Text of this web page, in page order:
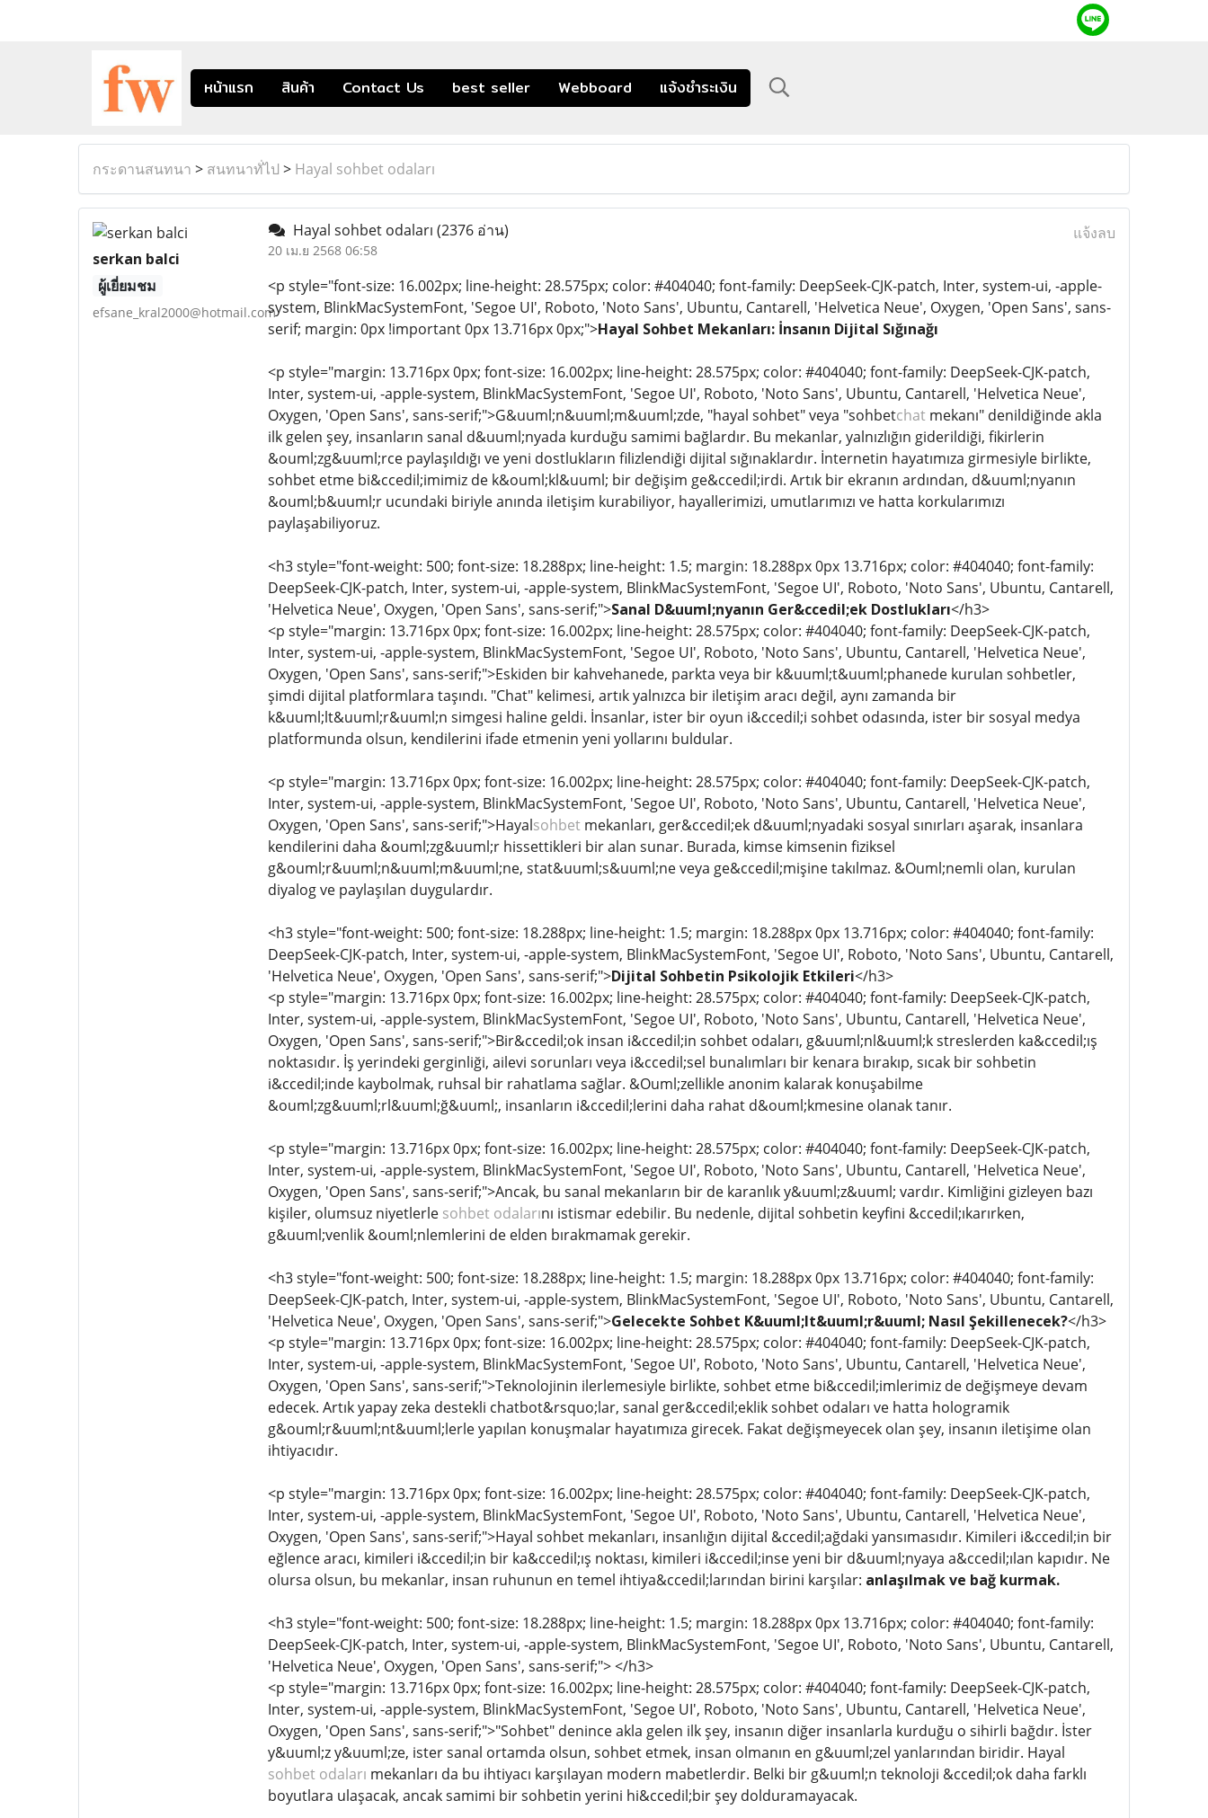
หน้าแรก สินค้า Contact Us best seller Webboard แจ้งชำระเงิน
กระดานสนทนา > สนทนาทั่ไป > Hayal sohbet odaları
serkan balci
ผู้เยี่ยมชม
efsane_kral2000@hotmail.com
Hayal sohbet odaları (2376 อ่าน)
20 เม.ย 2568 06:58
แจ้งลบ
<p style="font-size: 16.002px; line-height: 28.575px; color: #404040; font-family: DeepSeek-CJK-patch, Inter, system-ui, -apple-
system, BlinkMacSystemFont, 'Segoe UI', Roboto, 'Noto Sans', Ubuntu, Cantarell, 'Helvetica Neue', Oxygen, 'Open Sans', sans-
serif; margin: 0px !important 0px 13.716px 0px;">Hayal Sohbet Mekanları: İnsanın Dijital Sığınağı
<p style="margin: 13.716px 0px; font-size: 16.002px; line-height: 28.575px; color: #404040; font-family: DeepSeek-CJK-patch,
Inter, system-ui, -apple-system, BlinkMacSystemFont, 'Segoe UI', Roboto, 'Noto Sans', Ubuntu, Cantarell, 'Helvetica Neue',
Oxygen, 'Open Sans', sans-serif;">G&uuml;n&uuml;m&uuml;zde, "hayal sohbet" veya "sohbetchatmekanı" denildiğinde akla
ilk gelen şey, insanların sanal d&uuml;nyada kurduğu samimi bağlardır. Bu mekanlar, yalnızlığın giderildiği, fikirlerin
&ouml;zg&uuml;rce paylaşıldığı ve yeni dostlukların filizlendiği dijital sığınaklardır. İnternetin hayatımıza girmesiyle birlikte,
sohbet etme bi&ccedil;imimiz de k&ouml;kl&uuml; bir değişim ge&ccedil;irdi. Artık bir ekranın ardından, d&uuml;nyanın
&ouml;b&uuml;r ucundaki biriyle anında iletişim kurabiliyor, hayallerimizi, umutlarımızı ve hatta korkularımızı
paylaşabiliyoruz.
<h3 style="font-weight: 500; font-size: 18.288px; line-height: 1.5; margin: 18.288px 0px 13.716px; color: #404040; font-family:
DeepSeek-CJK-patch, Inter, system-ui, -apple-system, BlinkMacSystemFont, 'Segoe UI', Roboto, 'Noto Sans', Ubuntu, Cantarell,
'Helvetica Neue', Oxygen, 'Open Sans', sans-serif;">Sanal D&uuml;nyanın Ger&ccedil;ek Dostlukları</h3>
<p style="margin: 13.716px 0px; font-size: 16.002px; line-height: 28.575px; color: #404040; font-family: DeepSeek-CJK-patch,
Inter, system-ui, -apple-system, BlinkMacSystemFont, 'Segoe UI', Roboto, 'Noto Sans', Ubuntu, Cantarell, 'Helvetica Neue',
Oxygen, 'Open Sans', sans-serif;">Eskiden bir kahvehanede, parkta veya bir k&uuml;t&uuml;phanede kurulan sohbetler,
şimdi dijital platformlara taşındı. "Chat" kelimesi, artık yalnızca bir iletişim aracı değil, aynı zamanda bir
k&uuml;lt&uuml;r&uuml;n simgesi haline geldi. İnsanlar, ister bir oyun i&ccedil;i sohbet odasında, ister bir sosyal medya
platformunda olsun, kendilerini ifade etmenin yeni yollarını buldular.
<p style="margin: 13.716px 0px; font-size: 16.002px; line-height: 28.575px; color: #404040; font-family: DeepSeek-CJK-patch,
Inter, system-ui, -apple-system, BlinkMacSystemFont, 'Segoe UI', Roboto, 'Noto Sans', Ubuntu, Cantarell, 'Helvetica Neue',
Oxygen, 'Open Sans', sans-serif;">Hayalsohbetmekanları, ger&ccedil;ek d&uuml;nyadaki sosyal sınırları aşarak, insanlara
kendilerini daha &ouml;zg&uuml;r hissettikleri bir alan sunar. Burada, kimse kimsenin fiziksel
g&ouml;r&uuml;n&uuml;m&uuml;ne, stat&uuml;s&uuml;ne veya ge&ccedil;mişine takılmaz. &Ouml;nemli olan, kurulan
diyalog ve paylaşılan duygulardır.
<h3 style="font-weight: 500; font-size: 18.288px; line-height: 1.5; margin: 18.288px 0px 13.716px; color: #404040; font-family:
DeepSeek-CJK-patch, Inter, system-ui, -apple-system, BlinkMacSystemFont, 'Segoe UI', Roboto, 'Noto Sans', Ubuntu, Cantarell,
'Helvetica Neue', Oxygen, 'Open Sans', sans-serif;">Dijital Sohbetin Psikolojik Etkileri</h3>
<p style="margin: 13.716px 0px; font-size: 16.002px; line-height: 28.575px; color: #404040; font-family: DeepSeek-CJK-patch,
Inter, system-ui, -apple-system, BlinkMacSystemFont, 'Segoe UI', Roboto, 'Noto Sans', Ubuntu, Cantarell, 'Helvetica Neue',
Oxygen, 'Open Sans', sans-serif;">Bir&ccedil;ok insan i&ccedil;in sohbet odaları, g&uuml;nl&uuml;k streslerden ka&ccedil;ış
noktasıdır. İş yerindeki gerginliği, ailevi sorunları veya i&ccedil;sel bunalımları bir kenara bırakıp, sıcak bir sohbetin
i&ccedil;inde kaybolmak, ruhsal bir rahatlama sağlar. &Ouml;zellikle anonim kalarak konuşabilme
&ouml;zg&uuml;rl&uuml;ğ&uuml;, insanların i&ccedil;lerini daha rahat d&ouml;kmesine olanak tanır.
<p style="margin: 13.716px 0px; font-size: 16.002px; line-height: 28.575px; color: #404040; font-family: DeepSeek-CJK-patch,
Inter, system-ui, -apple-system, BlinkMacSystemFont, 'Segoe UI', Roboto, 'Noto Sans', Ubuntu, Cantarell, 'Helvetica Neue',
Oxygen, 'Open Sans', sans-serif;">Ancak, bu sanal mekanların bir de karanlık y&uuml;z&uuml; vardır. Kimliğini gizleyen bazı
kişiler, olumsuz niyetlerle sohbet odalarını istismar edebilir. Bu nedenle, dijital sohbetin keyfini &ccedil;ıkarırken,
g&uuml;venlik &ouml;nlemlerini de elden bırakmamak gerekir.
<h3 style="font-weight: 500; font-size: 18.288px; line-height: 1.5; margin: 18.288px 0px 13.716px; color: #404040; font-family:
DeepSeek-CJK-patch, Inter, system-ui, -apple-system, BlinkMacSystemFont, 'Segoe UI', Roboto, 'Noto Sans', Ubuntu, Cantarell,
'Helvetica Neue', Oxygen, 'Open Sans', sans-serif;">Gelecekte Sohbet K&uuml;lt&uuml;r&uuml; Nasıl Şekillenecek?</h3>
<p style="margin: 13.716px 0px; font-size: 16.002px; line-height: 28.575px; color: #404040; font-family: DeepSeek-CJK-patch,
Inter, system-ui, -apple-system, BlinkMacSystemFont, 'Segoe UI', Roboto, 'Noto Sans', Ubuntu, Cantarell, 'Helvetica Neue',
Oxygen, 'Open Sans', sans-serif;">Teknolojinin ilerlemesiyle birlikte, sohbet etme bi&ccedil;imlerimiz de değişmeye devam
edecek. Artık yapay zeka destekli chatbot&rsquo;lar, sanal ger&ccedil;eklik sohbet odaları ve hatta hologramik
g&ouml;r&uuml;nt&uuml;lerle yapılan konuşmalar hayatımıza girecek. Fakat değişmeyecek olan şey, insanın iletişime olan
ihtiyacıdır.
<p style="margin: 13.716px 0px; font-size: 16.002px; line-height: 28.575px; color: #404040; font-family: DeepSeek-CJK-patch,
Inter, system-ui, -apple-system, BlinkMacSystemFont, 'Segoe UI', Roboto, 'Noto Sans', Ubuntu, Cantarell, 'Helvetica Neue',
Oxygen, 'Open Sans', sans-serif;">Hayal sohbet mekanları, insanlığın dijital &ccedil;ağdaki yansımasıdır. Kimileri i&ccedil;in bir
eğlence aracı, kimileri i&ccedil;in bir ka&ccedil;ış noktası, kimileri i&ccedil;inse yeni bir d&uuml;nyaya a&ccedil;ılan kapıdır. Ne
olursa olsun, bu mekanlar, insan ruhunun en temel ihtiya&ccedil;larından birini karşılar: anlaşılmak ve bağ kurmak.
<h3 style="font-weight: 500; font-size: 18.288px; line-height: 1.5; margin: 18.288px 0px 13.716px; color: #404040; font-family:
DeepSeek-CJK-patch, Inter, system-ui, -apple-system, BlinkMacSystemFont, 'Segoe UI', Roboto, 'Noto Sans', Ubuntu, Cantarell,
'Helvetica Neue', Oxygen, 'Open Sans', sans-serif;"> </h3>
<p style="margin: 13.716px 0px; font-size: 16.002px; line-height: 28.575px; color: #404040; font-family: DeepSeek-CJK-patch,
Inter, system-ui, -apple-system, BlinkMacSystemFont, 'Segoe UI', Roboto, 'Noto Sans', Ubuntu, Cantarell, 'Helvetica Neue',
Oxygen, 'Open Sans', sans-serif;">"Sohbet" denince akla gelen ilk şey, insanın diğer insanlarla kurduğu o sihirli bağdır. İster
y&uuml;z y&uuml;ze, ister sanal ortamda olsun, sohbet etmek, insan olmanın en g&uuml;zel yanlarından biridir. Hayal
sohbet odaları mekanları da bu ihtiyacı karşılayan modern mabetlerdir. Belki bir g&uuml;n teknoloji &ccedil;ok daha farklı
boyutlara ulaşacak, ancak samimi bir sohbetin yerini hi&ccedil;bir şey dolduramayacak.